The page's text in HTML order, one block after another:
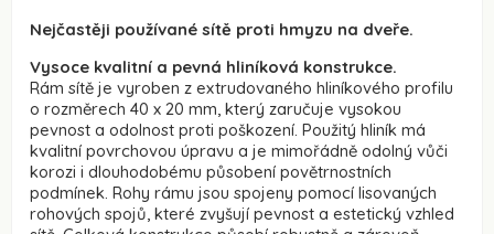
Nejčastěji používané sítě proti hmyzu na dveře.
Vysoce kvalitní a pevná hliníková konstrukce.
Rám sítě je vyroben z extrudovaného hliníkového profilu
o rozměrech 40 x 20 mm, který zaručuje vysokou
pevnost a odolnost proti poškození. Použitý hliník má
kvalitní povrchovou úpravu a je mimořádně odolný vůči
korozi i dlouhodobému působení povětrnostních
podmínek. Rohy rámu jsou spojeny pomocí lisovaných
rohových spojů, které zvyšují pevnost a estetický vzhled